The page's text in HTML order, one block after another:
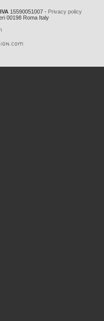
15590051007 - Privacy policy
00198 Roma Italy